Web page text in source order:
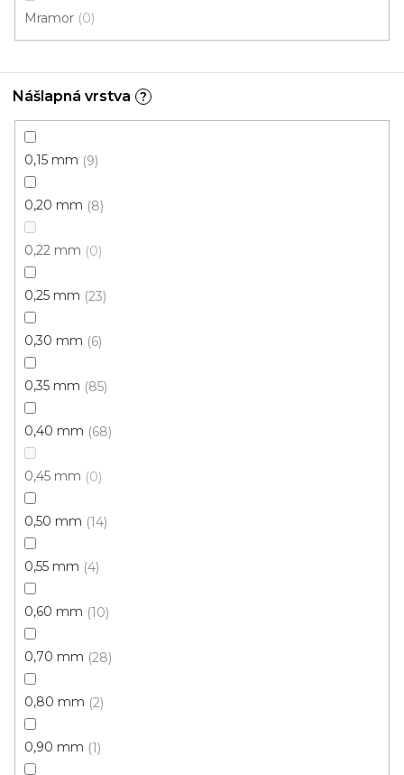
Mramor 0
Nášlapná vrstva ?
0,15 mm 9
0,20 mm 8
0,22 mm 0
0,25 mm 23
0,30 mm 6
0,35 mm 85
0,40 mm 68
0,45 mm 0
0,50 mm 14
0,55 mm 4
0,60 mm 10
0,70 mm 28
0,80 mm 2
0,90 mm 1
PVC podlaha PRESTIGE LIMA
218 Kč/ m2
240 Kč
4 m
Akce
PVC podlaha Dub starošedý